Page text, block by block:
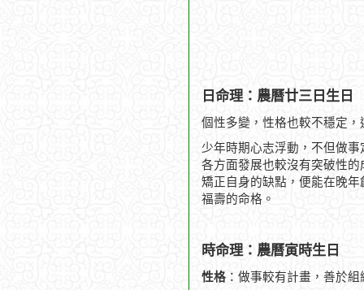
日命理：農曆廿三日生日
個性多變，性格也較不穩定
少年時期心志浮動，不但做
各方面發展也較沒有突破性
矯正自身的缺點，便能在晚
福壽的命格。
時命理：農曆寅時生日
性格 ：做事較有計畫，善於